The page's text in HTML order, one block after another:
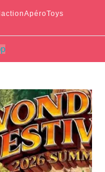
ApéroToys